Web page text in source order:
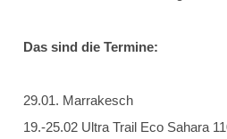
Das sind die Termine:
29.01. Marrakesch
19.-25.02 Ultra Trail Eco Sahara